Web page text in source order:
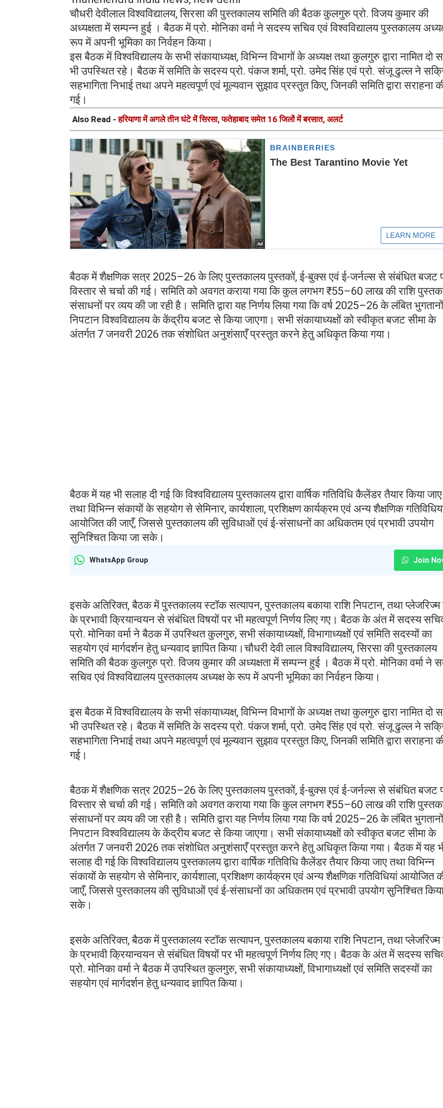
चौधरी देवीलाल विश्वविद्यालय, सिरसा की पुस्तकालय समिति की बैठक कुलगुरु प्रो. विजय कुमार की
अध्यक्षता में सम्पन्न हुई । बैठक में प्रो. मोनिका वर्मा ने सदस्य सचिव एवं विश्वविद्यालय पुस्तकालय
रूप में अपनी भूमिका का निर्वहन किया।
इस बैठक में विश्वविद्यालय के सभी संकायाध्यक्ष, विभिन्न विभागों के अध्यक्ष तथा कुलगुरु द्वारा नामित दो
भी उपस्थित रहे। बैठक में समिति के सदस्य प्रो. पंकज शर्मा, प्रो. उमेद सिंह एवं प्रो. संजू ढुल्ल ने
सहभागिता निभाई तथा अपने महत्वपूर्ण एवं मूल्यवान सुझाव प्रस्तुत किए, जिनकी समिति द्वारा सराहना
गई।
Also Read -हरियाणा में अगले तीन घंटे में सिरसा, फतेहाबाद समेत 16 जिलों में बरसात, अलर्ट
बैठक में शैक्षणिक सत्र 2025–26 के लिए पुस्तकालय पुस्तकों, ई-बुक्स एवं ई-जर्नल्स से संबंधित बजट
विस्तार से चर्चा की गई। समिति को अवगत कराया गया कि कुल लगभग ₹55–60 लाख की राशि
संसाधनों पर व्यय की जा रही है। समिति द्वारा यह निर्णय लिया गया कि वर्ष 2025–26 के लंबित
निपटान विश्वविद्यालय के केंद्रीय बजट से किया जाएगा। सभी संकायाध्यक्षों को स्वीकृत बजट सीमा के
अंतर्गत 7 जनवरी 2026 तक संशोधित अनुशंसाएँ प्रस्तुत करने हेतु अधिकृत किया गया।
बैठक में यह भी सलाह दी गई कि विश्वविद्यालय पुस्तकालय द्वारा वार्षिक गतिविधि कैलेंडर तैयार किया जाए
तथा विभिन्न संकायों के सहयोग से सेमिनार, कार्यशाला, प्रशिक्षण कार्यक्रम एवं अन्य शैक्षणिक
आयोजित की जाएँ, जिससे पुस्तकालय की सुविधाओं एवं ई-संसाधनों का अधिकतम एवं प्रभावी उपयोग
सुनिश्चित किया जा सके।
WhatsApp Group Join
इसके अतिरिक्त, बैठक में पुस्तकालय स्टॉक सत्यापन, पुस्तकालय बकाया राशि निपटान, तथा प्लेजरिज्म
के प्रभावी क्रियान्वयन से संबंधित विषयों पर भी महत्वपूर्ण निर्णय लिए गए। बैठक के अंत में सदस्य
प्रो. मोनिका वर्मा ने बैठक में उपस्थित कुलगुरु, सभी संकायाध्यक्षों, विभागाध्यक्षों एवं समिति सदस्यों का
सहयोग एवं मार्गदर्शन हेतु धन्यवाद ज्ञापित किया।चौधरी देवी लाल विश्वविद्यालय, सिरसा की पुस्तकालय
समिति की बैठक कुलगुरु प्रो. विजय कुमार की अध्यक्षता में सम्पन्न हुई । बैठक में प्रो. मोनिका वर्मा ने
सचिव एवं विश्वविद्यालय पुस्तकालय अध्यक्ष के रूप में अपनी भूमिका का निर्वहन किया।
इस बैठक में विश्वविद्यालय के सभी संकायाध्यक्ष, विभिन्न विभागों के अध्यक्ष तथा कुलगुरु द्वारा नामित दो
भी उपस्थित रहे। बैठक में समिति के सदस्य प्रो. पंकज शर्मा, प्रो. उमेद सिंह एवं प्रो. संजू ढुल्ल ने
सहभागिता निभाई तथा अपने महत्वपूर्ण एवं मूल्यवान सुझाव प्रस्तुत किए, जिनकी समिति द्वारा सराहना
गई।
बैठक में शैक्षणिक सत्र 2025–26 के लिए पुस्तकालय पुस्तकों, ई-बुक्स एवं ई-जर्नल्स से संबंधित बजट
विस्तार से चर्चा की गई। समिति को अवगत कराया गया कि कुल लगभग ₹55–60 लाख की राशि
संसाधनों पर व्यय की जा रही है। समिति द्वारा यह निर्णय लिया गया कि वर्ष 2025–26 के लंबित
निपटान विश्वविद्यालय के केंद्रीय बजट से किया जाएगा। सभी संकायाध्यक्षों को स्वीकृत बजट सीमा के
अंतर्गत 7 जनवरी 2026 तक संशोधित अनुशंसाएँ प्रस्तुत करने हेतु अधिकृत किया गया। बैठक में यह
सलाह दी गई कि विश्वविद्यालय पुस्तकालय द्वारा वार्षिक गतिविधि कैलेंडर तैयार किया जाए तथा विभिन्न
संकायों के सहयोग से सेमिनार, कार्यशाला, प्रशिक्षण कार्यक्रम एवं अन्य शैक्षणिक गतिविधियां आयोजित
जाएँ, जिससे पुस्तकालय की सुविधाओं एवं ई-संसाधनों का अधिकतम एवं प्रभावी उपयोग सुनिश्चित
सके।
इसके अतिरिक्त, बैठक में पुस्तकालय स्टॉक सत्यापन, पुस्तकालय बकाया राशि निपटान, तथा प्लेजरिज्म
के प्रभावी क्रियान्वयन से संबंधित विषयों पर भी महत्वपूर्ण निर्णय लिए गए। बैठक के अंत में सदस्य
प्रो. मोनिका वर्मा ने बैठक में उपस्थित कुलगुरु, सभी संकायाध्यक्षों, विभागाध्यक्षों एवं समिति सदस्यों का
सहयोग एवं मार्गदर्शन हेतु धन्यवाद ज्ञापित किया।